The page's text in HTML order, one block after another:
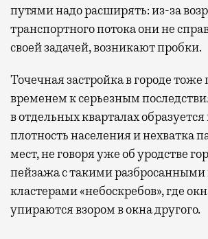
путями надо расширять: из-за
транспортного потока они не
своей задачей, возникают пробки.
Точечная застройка в городе тоже
временем к серьезным
в отдельных кварталах
плотность населения и нехватка
мест, не говоря уже об уродстве
пейзажа с такими
кластерами «небоскребов», где
упираются взором в окна другого.